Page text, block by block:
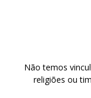
Não temos
religiões ou